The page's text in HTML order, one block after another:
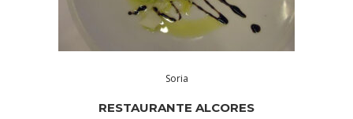
Soria
RESTAURANTE ALCORES